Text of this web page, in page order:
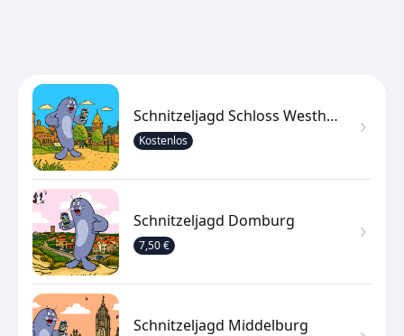
Schnitzeljagd Schloss Westhove
Kostenlos
Schnitzeljagd Domburg
7,50 €
Schnitzeljagd Middelburg